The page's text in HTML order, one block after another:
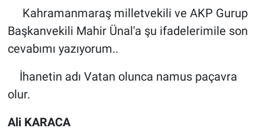
Kahramanmaraş milletvekili ve AKP Gurup
Başkanvekili Mahir Ünal'a şu ifadelerimile son
cevabımı yazıyorum..
İhanetin adı Vatan olunca namus paçavra
olur.
Ali KARACA